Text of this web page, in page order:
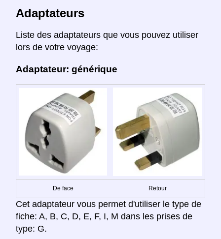
Adaptateurs
Liste des adaptateurs que vous pouvez utiliser
lors de votre voyage:
Adaptateur: générique
De face Retour
Cet adaptateur vous permet d'utiliser le type de
fiche: A, B, C, D, E, F, I, M dans les prises de
type: G.